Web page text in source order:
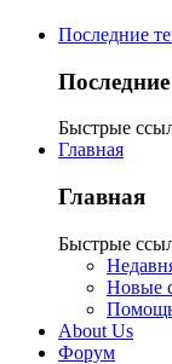
Последние
Быстрые
Главная
Главная
Быстрые
Новые
About Us
Форум